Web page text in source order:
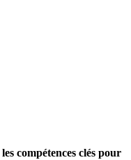
compétences clés pour